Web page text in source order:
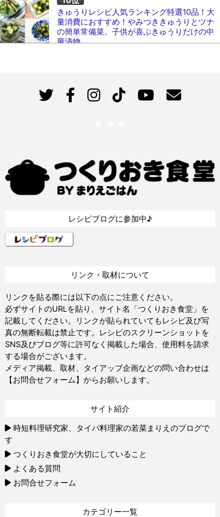
きゅうりレシピ人気ランキング特選10品！大
量消費におすすめ！やみつききゅうりとツナ
の簡単常備菜。子供が喜ぶきゅうりだけの中
華漬物。
レシピブログに参加中♪
リンク・取材について
リンクを貼る際には以下の点にご注意ください。
必ずサイトのURLを貼り、サイト名「つくりおき食堂」を
記載してください。リンクが貼られていてもレシピ及び写
真の無断転載は禁止です。レシピのスクリーンショットを
SNS及びブログ等に許可なく掲載した場合、使用料を請求
する場合がございます。
メディア掲載、取材、タイアップ企画などの問い合わせは
【お問合せフォーム】 からお願いします。
サイト紹介
時短料理研究家、タイパ料理家の若菜まりえのブログで
す
つくりおき食堂が大切にしていること
よくある質問
お問合せフォーム
カテゴリー一覧